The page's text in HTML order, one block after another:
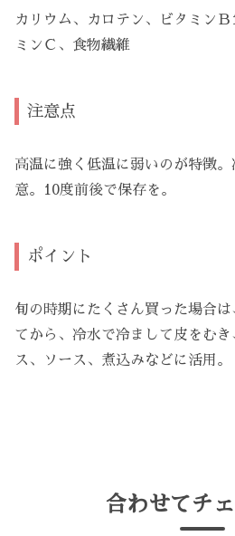
カリウム、カロテン、ビタミン
ミンＣ、食物繊維
注意点
高温に強く低温に弱いのが特徴
意。10度前後で保存を。
ポイント
旬の時期にたくさん買った場合
てから、冷水で冷まして皮をむ
ス、ソース、煮込みなどに活用。
合わせてチ